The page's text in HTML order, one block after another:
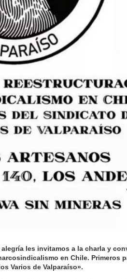
les invitamos a la charla y
en Chile. Primeros
Varios de Valparaíso».